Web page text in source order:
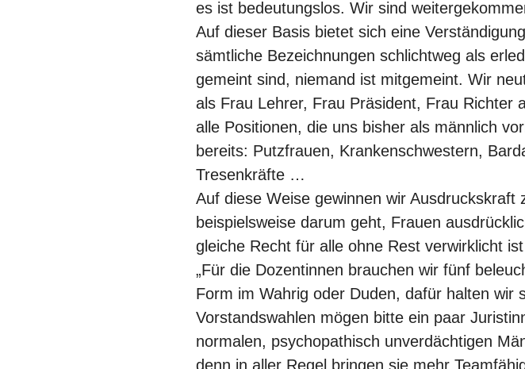
es ist bedeutungslos. Wir sind
Auf dieser Basis bietet sich eine
sämtliche Bezeichnungen schlichtweg als
gemeint sind, niemand ist mitgemeint. Wir
als Frau Lehrer, Frau Präsident, Frau Richter
alle Positionen, die uns bisher als männlich
bereits: Putzfrauen, Krankenschwestern,
Tresenkräfte …
Auf diese Weise gewinnen wir
beispielsweise darum geht, Frauen
gleiche Recht für alle ohne Rest verwirklicht
„Für die Dozentinnen brauchen wir fünf
Form im Wahrig oder Duden, dafür halten wir
Vorstandswahlen mögen bitte ein paar
normalen, psychopathisch unverdächtigen
denn in aller Regel bringen sie mehr